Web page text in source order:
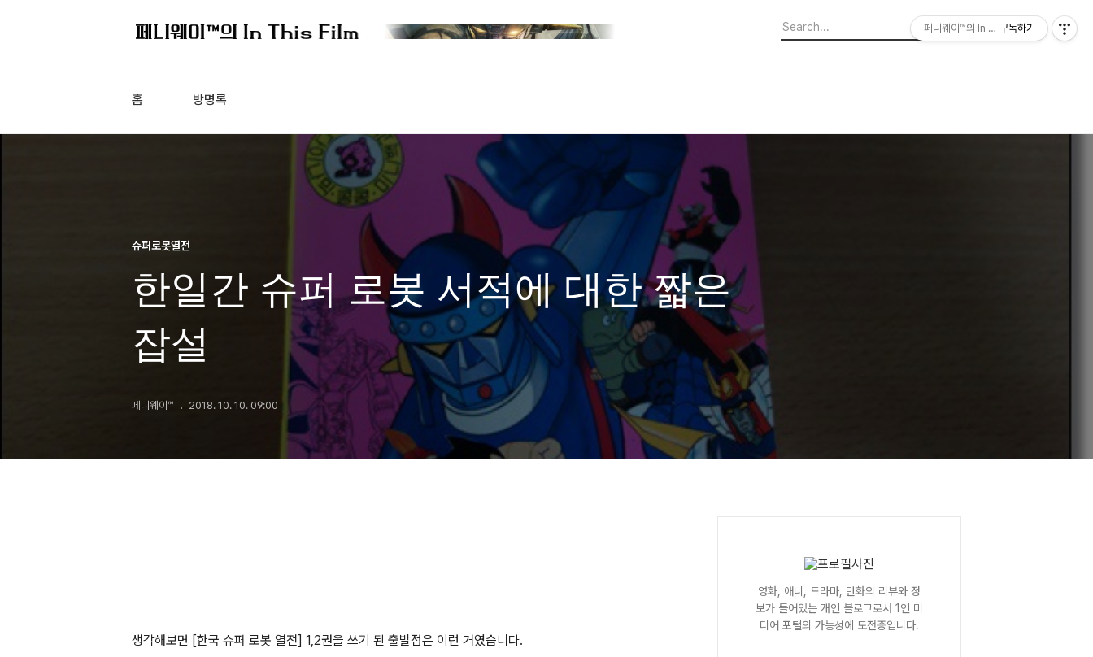
홈 방명록
슈퍼로봇열전
한일간 슈퍼 로봇 서적에 대한 짧은
잡설
페니웨이™ 2018. 10. 10. 09:00
생각해보면 [한국 슈퍼 로봇 열전] 1,2권을 쓰기 된 출발점은 이런 거였습니다.
영화, 애니, 드라마, 만화의 리뷰와 정
보가 들어있는 개인 블로그로서 1인 미
디어 포털의 가능성에 도전중입니다.
페니웨이™의 In This Film
구독하기